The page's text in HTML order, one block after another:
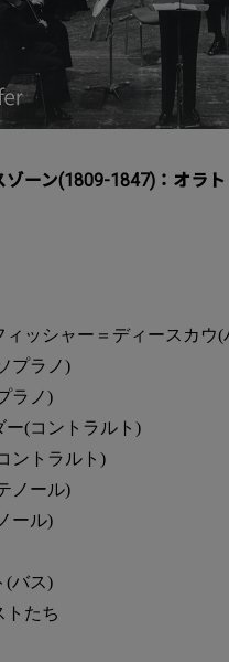
ーン(1809-1847)：オラ
ッシャー＝ディースカウ(
プラノ)
ラノ)
ー(コントラルト)
ントラルト)
ノール)
ール)
(バス)
トたち